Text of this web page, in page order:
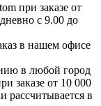
при заказе от
с 9.00 до
в нашем офисе
в любой город
заказе от 10 000
рассчитывается в